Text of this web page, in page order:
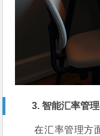
3. 智能汇率管
在汇率管理方